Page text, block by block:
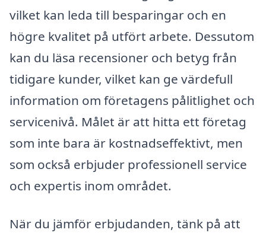
vilket kan leda till besparingar och en
högre kvalitet på utfört arbete. Dessutom
kan du läsa recensioner och betyg från
tidigare kunder, vilket kan ge värdefull
information om företagens pålitlighet och
servicenivå. Målet är att hitta ett företag
som inte bara är kostnadseffektivt, men
som också erbjuder professionell service
och expertis inom området.
När du jämför erbjudanden, tänk på att